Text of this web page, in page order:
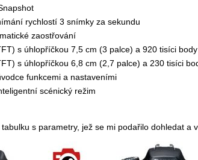
rychlostí 3 snímky za sekundu
zaostřování
s úhlopříčkou 7,5 cm (3 palce) a 920 tisíci
s úhlopříčkou 6,8 cm (2,7 palce) a 230 tisíci
funkcemi a nastaveními
scénický režim
s parametry, jež se mi podařilo dohledat a